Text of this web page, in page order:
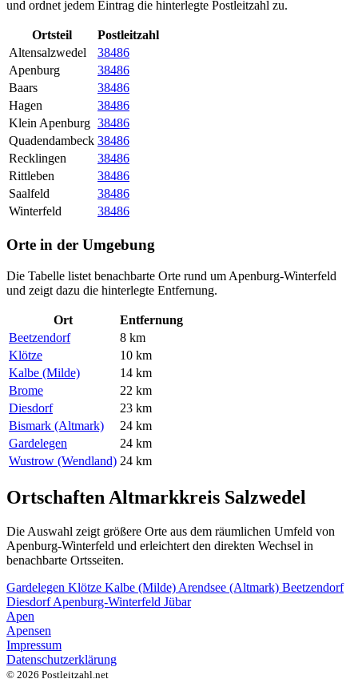
und ordnet jedem Eintrag die hinterlegte Postleitzahl zu.
Ortsteil
Postleitzahl
Altensalzwedel
38486
Apenburg
38486
Baars
38486
Hagen
38486
Klein Apenburg 38486
Quadendambeck 38486
Recklingen
38486
Rittleben
38486
Saalfeld
38486
Winterfeld
38486
Orte in der Umgebung
Die Tabelle listet benachbarte Orte rund um Apenburg-Winterfeld
und zeigt dazu die hinterlegte Entfernung.
Ort
Entfernung
Beetzendorf
8 km
Klötze
10 km
Kalbe (Milde)
14 km
Brome
22 km
Diesdorf
23 km
Bismark (Altmark)
24 km
Gardelegen
24 km
Wustrow (Wendland) 24 km
Ortschaften Altmarkkreis Salzwedel
Die Auswahl zeigt größere Orte aus dem räumlichen Umfeld von
Apenburg-Winterfeld und erleichtert den direkten Wechsel in
benachbarte Ortsseiten.
Gardelegen Klötze Kalbe (Milde) Arendsee (Altmark) Beetzendorf
Diesdorf Apenburg-Winterfeld Jübar
Apen
Apensen
Impressum
Datenschutzerklärung
© 2026 Postleitzahl.net